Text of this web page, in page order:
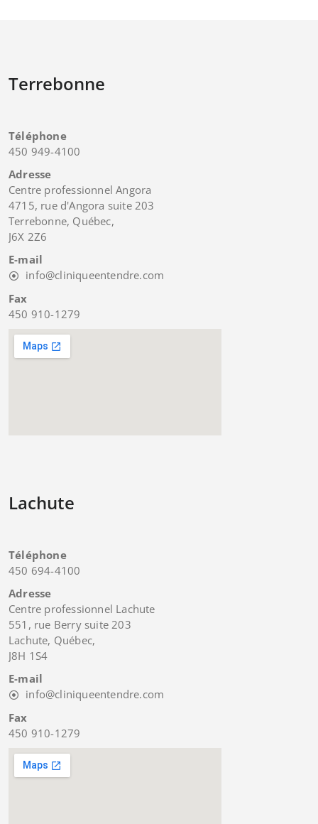
Terrebonne
Téléphone
450 949-4100
Adresse
Centre professionnel Angora
4715, rue d'Angora suite 203
Terrebonne, Québec,
J6X 2Z6
E-mail
info@cliniqueentendre.com
Fax
450 910-1279
Lachute
Téléphone
450 694-4100
Adresse
Centre professionnel Lachute
551, rue Berry suite 203
Lachute, Québec,
J8H 1S4
E-mail
info@cliniqueentendre.com
Fax
450 910-1279